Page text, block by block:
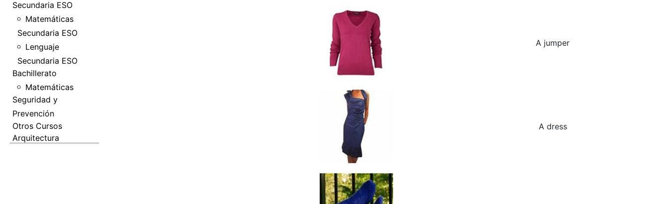
Secundaria ESO
Matemáticas
Secundaria ESO
Lenguaje
Secundaria ESO
Bachillerato
Matemáticas
Seguridad y
Prevención
Otros Cursos
Arquitectura
A jumper
A dress